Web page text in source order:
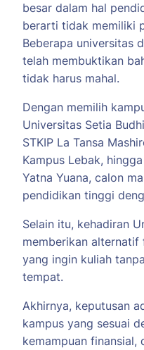
besar dalam hal
berarti tidak memiliki
Beberapa universitas
telah membuktikan
tidak harus mahal.
Dengan memilih
Universitas Setia
STKIP La Tansa
Kampus Lebak,
Yatna Yuana, calon
pendidikan tinggi
Selain itu, kehadiran
memberikan alternatif
yang ingin kuliah
tempat.
Akhirnya, keputusan
kampus yang sesuai
kemampuan finansial,